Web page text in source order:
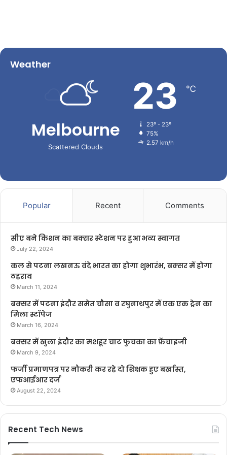
Weather
Melbourne
Scattered Clouds
23 ℃
23º - 23º
75%
2.57 km/h
Popular Recent Comments
सीए बने किशन का बक्सर स्टेशन पर हुआ भव्य स्वागत
July 22, 2024
कल से पटना लखनऊ वंदे भारत का होगा शुभारंभ, बक्सर में होगा
ठहराव
March 11, 2024
बक्सर में पटना इंदौर समेत चौसा व रघुनाथपुर में एक एक ट्रेन का
मिला स्टॉपेज
March 16, 2024
बक्सर में खुला इंदौर का मशहूर चाट फुचका का फ्रेंचाइजी
March 9, 2024
फर्जी प्रमाणपत्र पर नौकरी कर रहे दो शिक्षक हुए बर्खास्त,
एफआईआर दर्ज
August 22, 2024
Recent Tech News